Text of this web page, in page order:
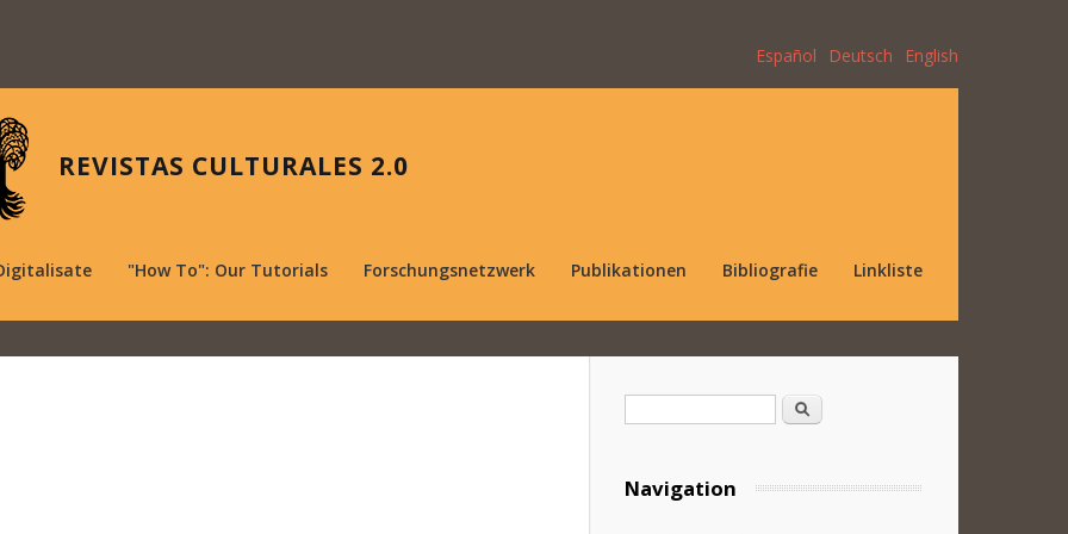
Español Deutsch English
REVISTAS CULTURALES 2.0
"How To": Our Tutorials Forschungsnetzwerk Publikationen Bibliografie Linkliste
Suche
Navigation